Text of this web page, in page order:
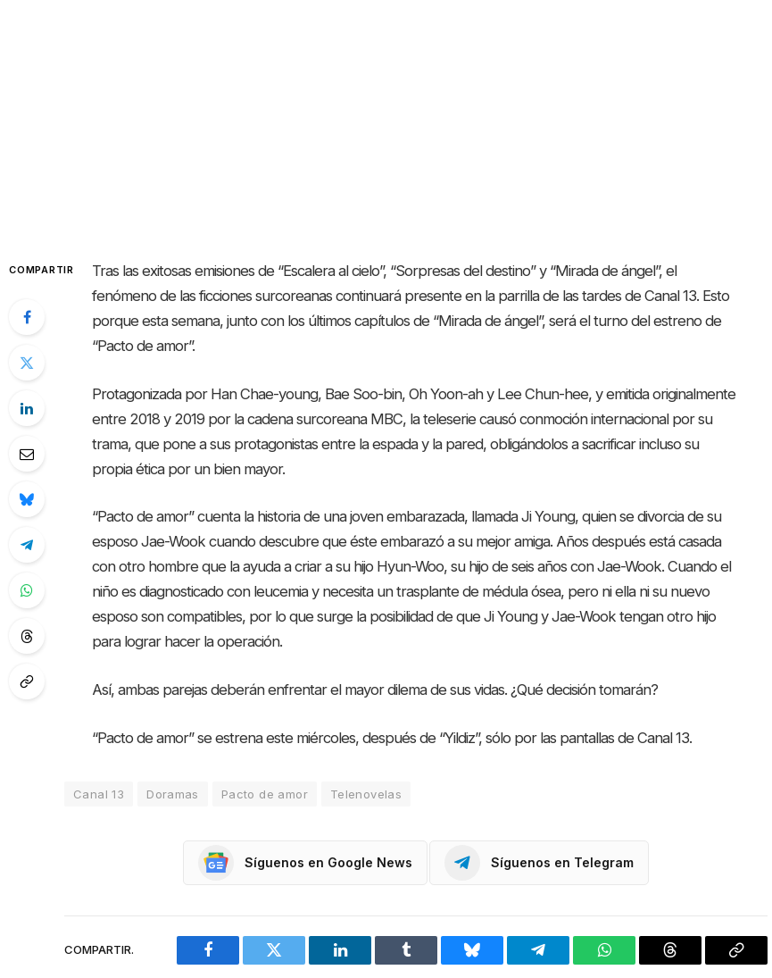
COMPARTIR
Tras las exitosas emisiones de “Escalera al cielo”, “Sorpresas del destino” y “Mirada de ángel”, el
fenómeno de las ficciones surcoreanas continuará presente en la parrilla de las tardes de Canal 13. Esto
porque esta semana, junto con los últimos capítulos de “Mirada de ángel”, será el turno del estreno de
“Pacto de amor”.
Protagonizada por Han Chae-young, Bae Soo-bin, Oh Yoon-ah y Lee Chun-hee, y emitida originalmente
entre 2018 y 2019 por la cadena surcoreana MBC, la teleserie causó conmoción internacional por su
trama, que pone a sus protagonistas entre la espada y la pared, obligándolos a sacrificar incluso su
propia ética por un bien mayor.
“Pacto de amor” cuenta la historia de una joven embarazada, llamada Ji Young, quien se divorcia de su
esposo Jae-Wook cuando descubre que éste embarazó a su mejor amiga. Años después está casada
con otro hombre que la ayuda a criar a su hijo Hyun-Woo, su hijo de seis años con Jae-Wook. Cuando el
niño es diagnosticado con leucemia y necesita un trasplante de médula ósea, pero ni ella ni su nuevo
esposo son compatibles, por lo que surge la posibilidad de que Ji Young y Jae-Wook tengan otro hijo
para lograr hacer la operación.
Así, ambas parejas deberán enfrentar el mayor dilema de sus vidas. ¿Qué decisión tomarán?
“Pacto de amor” se estrena este miércoles, después de “Yildiz”, sólo por las pantallas de Canal 13.
Canal 13 Doramas Pacto de amor Telenovelas
Síguenos en Google News Síguenos en Telegram
COMPARTIR.
Facebook Twitter LinkedIn Tumblr Bluesky Telegram WhatsAppThreads
Copiar